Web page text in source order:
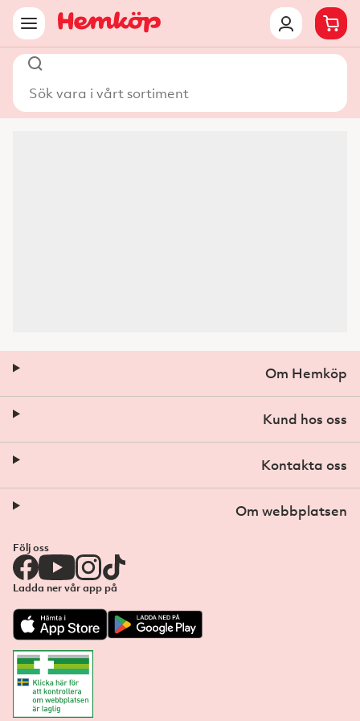
Om Hemköp
Kund hos oss
Kontakta oss
Om webbplatsen
Följ oss
Ladda ner vår app på